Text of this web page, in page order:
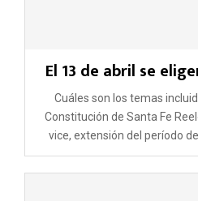
El 13 de abril se
Cuáles son los temas
Constitución de Santa Fe
vice, extensión del período